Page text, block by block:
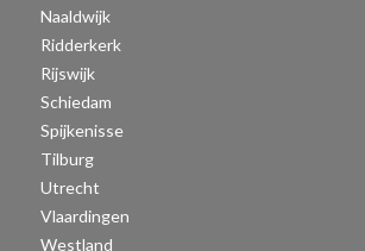
Naaldwijk
Ridderkerk
Rijswijk
Schiedam
Spijkenisse
Tilburg
Utrecht
Vlaardingen
Westland